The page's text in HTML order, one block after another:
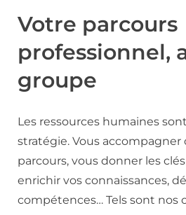
Votre parcours
professionnel,
groupe
Les ressources humaines
stratégie. Vous accompagner
parcours, vous donner les
enrichir vos connaissances,
compétences… Tels sont nos